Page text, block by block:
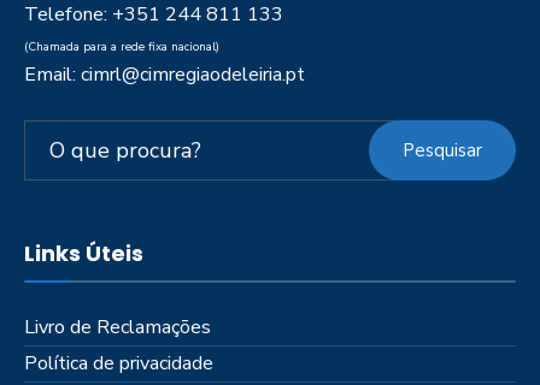
Telefone: +351 244 811 133
(Chamada para a rede fixa nacional)
Email: cimrl@cimregiaodeleiria.pt
Pesquisar
Links Úteis
Livro de Reclamações
Política de privacidade